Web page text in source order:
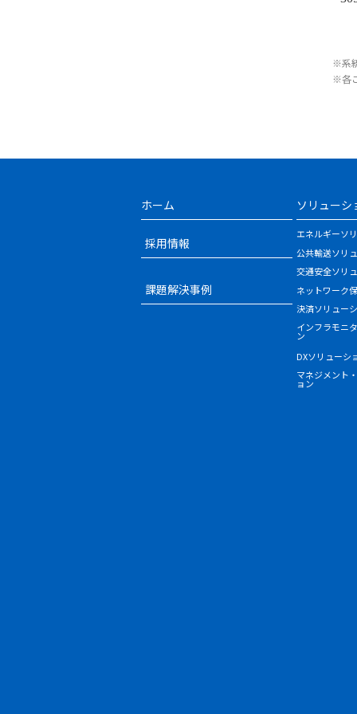
※系
※各
ホーム
採用情報
課題解決事例
ソリューシ
エネルギーソ
公共輸送ソリ
交通安全ソリ
ネットワーク
決済ソリュー
インフラモニ
ン
DXソリューシ
マネジメント
ョン